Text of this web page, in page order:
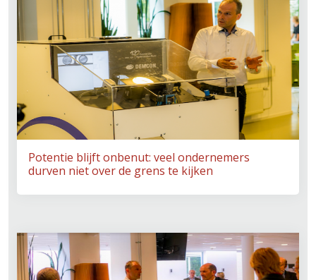
Potentie blijft onbenut: veel ondernemers
durven niet over de grens te kijken